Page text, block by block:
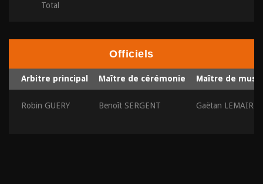
Total
Officiels
Arbitre principal Maître de cérémonie Maître de
Robin GUERY Benoît SERGENT Gaëtan LEMAIRE